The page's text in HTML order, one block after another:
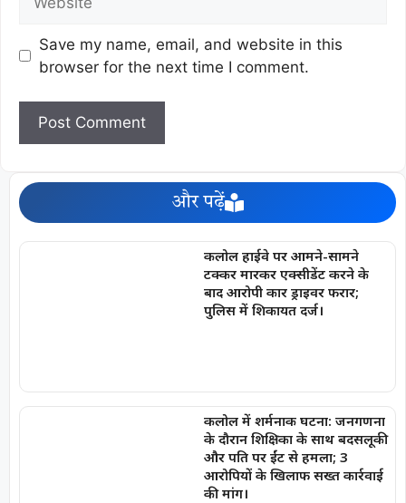
Save my name, email, and website in this
browser for the next time I comment.
और पढ़ें
कलोल हाईवे पर आमने-सामने
टक्कर मारकर एक्सीडेंट करने के
बाद आरोपी कार ड्राइवर फरार;
पुलिस में शिकायत दर्ज।
कलोल में शर्मनाक घटना: जनगणना
के दौरान शिक्षिका के साथ बदसलूकी
और पति पर ईंट से हमला; 3
आरोपियों के खिलाफ सख्त कार्रवाई
की मांग।